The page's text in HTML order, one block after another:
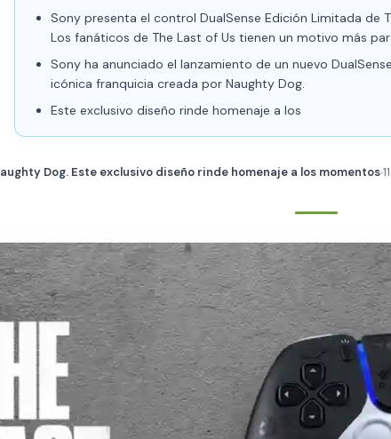
Sony presenta el control DualSense Edición Limitada de
Los fanáticos de The Last of Us tienen un motivo más
Sony ha anunciado el lanzamiento de un nuevo
icónica franquicia creada por Naughty Dog.
Este exclusivo diseño rinde homenaje a los
Dog. Este exclusivo diseño rinde homenaje a los momentos